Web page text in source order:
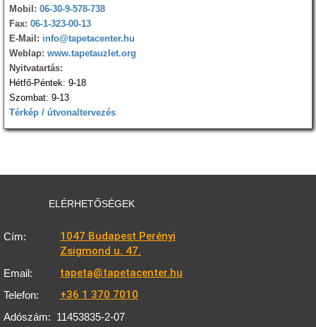
Mobil: 06-30-9-578-738
Fax: 06-1-323-00-13
E-Mail: info@tapetacenter.hu
Weblap: www.tapetauzlet.org
Nyitvatartás:
Hétfő-Péntek: 9-18
Szombat: 9-13
Térkép / útvonaltervezés
ELÉRHETŐSÉGEK
Cím:
1047 Budapest Perényi
Zsigmond u. 47.
Email: tapeta@tapetacenter.hu
Telefon: +36 1 370 7010
Adószám: 11453835-2-07